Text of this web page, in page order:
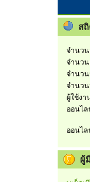
ส
จำนว
จำนว
จำนว
จำนว
ผู้ใช้งา
ออนไ
ออนไ
ผู้